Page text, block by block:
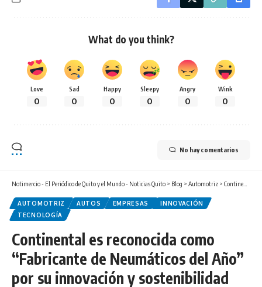
What do you think?
Love
0
Sad
0
Happy
0
Sleepy
0
Angry
0
Wink
0
No hay comentarios
Notimercio - El Periódico de Quito y el Mundo - Noticias Quito > Blog > Automotriz > Continental es reconocida como “Fabricante de Neumáticos del Año” por su innovación y sostenibilidad
AUTOMOTRIZ AUTOS EMPRESAS
INNOVACIÓN
TECNOLOGÍA
Continental es reconocida como
“Fabricante de Neumáticos del Año”
por su innovación y sostenibilidad